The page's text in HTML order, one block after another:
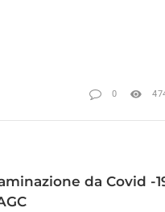
0
da Covid -